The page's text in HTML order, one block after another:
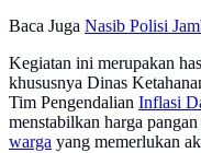
Baca Juga Nasib Polisi
Kegiatan ini merupakan
khususnya Dinas
Tim Pengendalian Inflasi
menstabilkan harga
warga yang memerlukan